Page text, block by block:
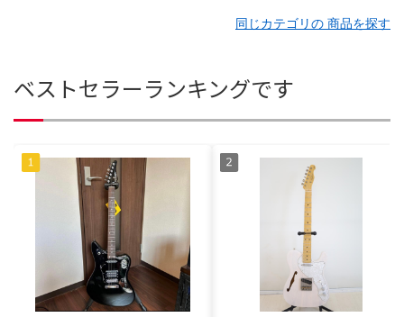
同じカテゴリの 商品を探す
ベストセラーランキングです